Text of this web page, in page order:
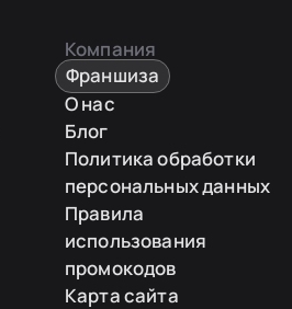
Компания
Франшиза
О нас
Блог
Политика обработки
персональных данных
Правила
использования
промокодов
Карта сайта